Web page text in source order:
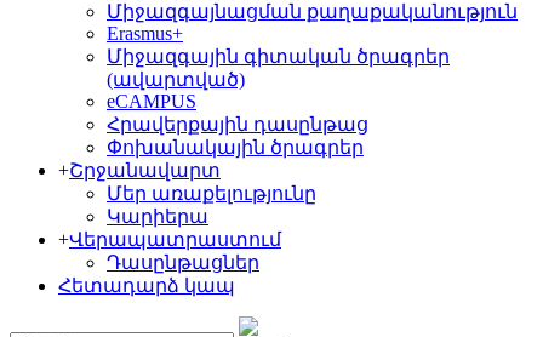
Միջազգայնացման քաղաքականություն
Erasmus+
Միջազգային գիտական ծրագրեր
(ավարտված)
eCAMPUS
Հրավերքային դասընթաց
Փոխանակային ծրագրեր
+Շրջանավարտ
Մեր առաքելությունը
Կարիերա
+Վերապատրաստում
Դասընթացներ
Հետադարձ կապ